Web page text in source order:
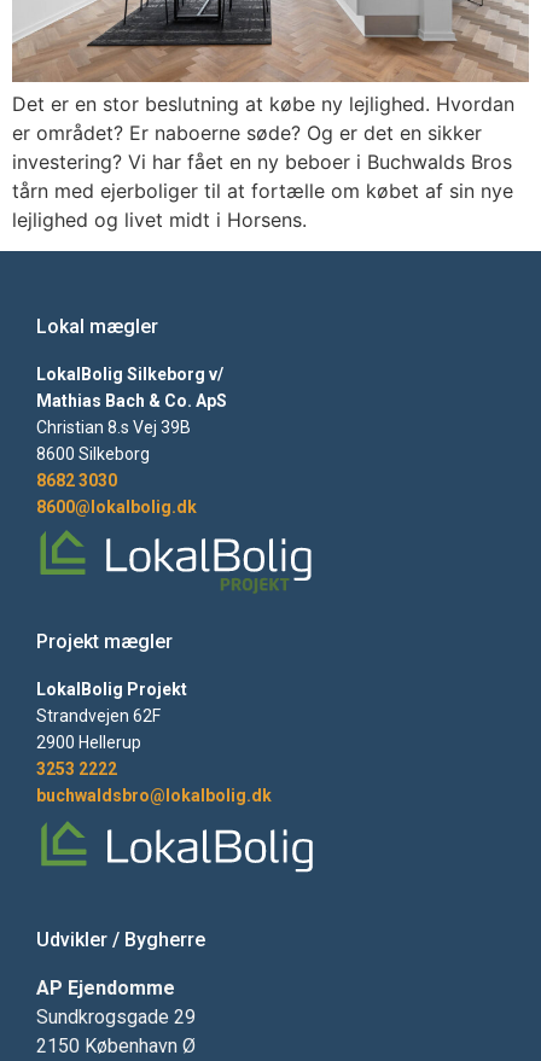
Det er en stor beslutning at købe ny lejlighed. Hvordan
er området? Er naboerne søde? Og er det en sikker
investering? Vi har fået en ny beboer i Buchwalds Bros
tårn med ejerboliger til at fortælle om købet af sin nye
lejlighed og livet midt i Horsens.
Lokal mægler
LokalBolig Silkeborg v/
Mathias Bach & Co. ApS
Christian 8.s Vej 39B
8600 Silkeborg
8682 3030
8600@lokalbolig.dk
Projekt mægler
LokalBolig Projekt
Strandvejen 62F
2900 Hellerup
3253 2222
buchwaldsbro@lokalbolig.dk
Udvikler / Bygherre
AP Ejendomme
Sundkrogsgade 29
2150 København Ø